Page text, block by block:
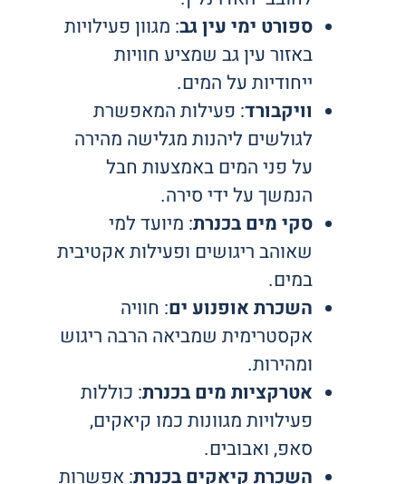
ספורט ימי עין גב: מגוון פעילויות
באזור עין גב שמציע חוויות
ייחודיות על המים.
וויקבורד: פעילות המאפשרת
לגולשים ליהנות מגלישה מהירה
על פני המים באמצעות חבל
הנמשך על ידי סירה.
סקי מים בכנרת: מיועד למי
שאוהב ריגושים ופעילות אקטיבית
במים.
השכרת אופנוע ים: חוויה
אקסטרימית שמביאה הרבה ריגוש
ומהירות.
אטרקציות מים בכנרת: כוללות
פעילויות מגוונות כמו קיאקים,
סאפ, ואבובים.
השכרת קיאקים בכנרת: אפשרות